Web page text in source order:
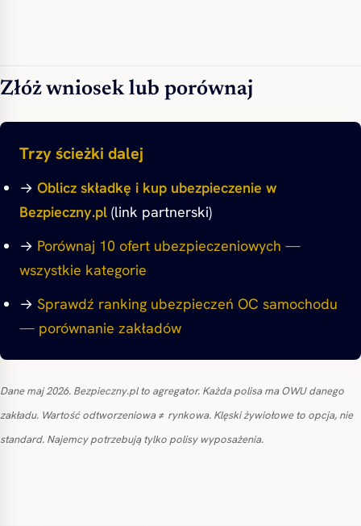
Złóż wniosek lub porównaj
Trzy ścieżki dalej
→ Oblicz składkę i kup ubezpieczenie w
Bezpieczny.pl (link partnerski)
→ Porównaj 10 ofert ubezpieczeniowych —
wszystkie kategorie
→ Sprawdź ranking ubezpieczeń OC samochodu
— porównanie zakładów
Dane maj 2026. Bezpieczny.pl to agregator. Każda polisa ma OWU danego
zakładu. Wartość odtworzeniowa ≠ rynkowa. Klęski żywiołowe to opcja, nie
standard. Najemcy potrzebują tylko polisy wyposażenia.